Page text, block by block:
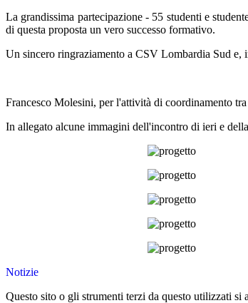
La grandissima partecipazione - 55 studenti e
di questa proposta un vero successo formativo.
Un sincero ringraziamento a CSV Lombardia Sud e,
Francesco Molesini, per l'attività di coordinamento
In allegato alcune immagini dell'incontro di ieri e
Notizie
Questo sito o gli strumenti terzi da questo utilizzati